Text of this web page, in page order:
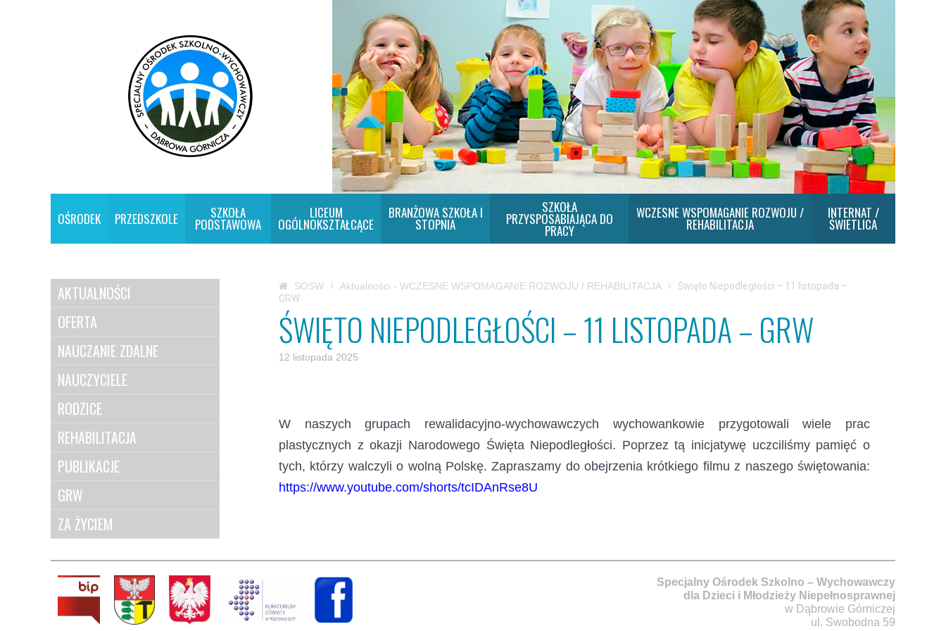
OŚRODEK PRZEDSZKOLE SZKOŁA
PODSTAWOWA
LICEUM
OGÓLNOKSZTAŁCĄCE
BRANŻOWA SZKOŁA I
STOPNIA
SZKOŁA
PRZYSPOSABIAJĄCA DO
PRACY
WCZESNE WSPOMAGANIE ROZWOJU /
REHABILITACJA
INTERNAT /
ŚWIETLICA
AKTUALNOŚCI
OFERTA
NAUCZANIE ZDALNE
NAUCZYCIELE
RODZICE
REHABILITACJA
PUBLIKACJE
GRW
ZA ŻYCIEM
SOSW Aktualności - WCZESNE WSPOMAGANIE ROZWOJU / REHABILITACJA
Święto Niepodległości – 11 listopada –
GRW
ŚWIĘTO NIEPODLEGŁOŚCI – 11 LISTOPADA – GRW
12 listopada 2025
W naszych grupach rewalidacyjno-wychowawczych wychowankowie przygotowali wiele prac
plastycznych z okazji Narodowego Święta Niepodległości. Poprzez tą inicjatywę uczciliśmy pamięć o
tych, którzy walczyli o wolną Polskę. Zapraszamy do obejrzenia krótkiego filmu z naszego świętowania:
https://www.youtube.com/shorts/tcIDAnRse8U
Specjalny Ośrodek Szkolno – Wychowawczy
dla Dzieci i Młodzieży Niepełnosprawnej
w Dąbrowie Górniczej
ul. Swobodna 59